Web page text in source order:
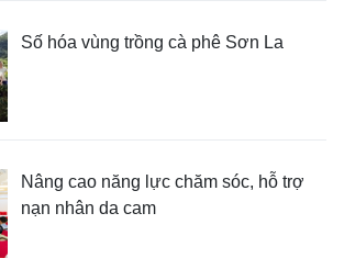
Số hóa vùng trồng cà phê Sơn La
Nâng cao năng lực chăm sóc, hỗ trợ
nạn nhân da cam